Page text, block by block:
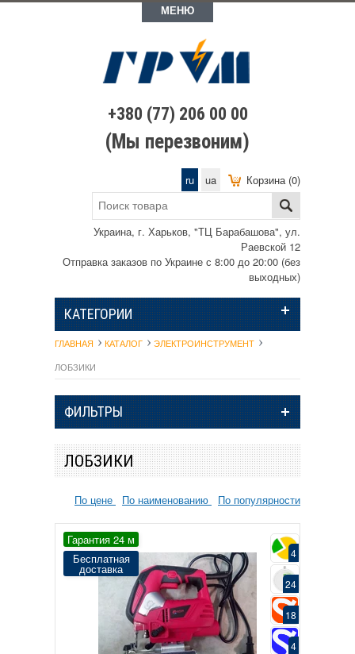
МЕНЮ
+380 (77) 206 00 00
(Мы перезвоним)
Корзина (0)
ru ua
Украина, г. Харьков, "ТЦ Барабашова", ул.
Раевской 12
Отправка заказов по Украине с 8:00 до 20:00 (без
выходных)
КАТЕГОРИИ
ГЛАВНАЯ КАТАЛОГ
ЭЛЕКТРОИНСТРУМЕНТ
ЛОБЗИКИ
ФИЛЬТРЫ
ЛОБЗИКИ
По цене По наименованию По популярности
Гарантия 24 м
Бесплатная
доставка
4
24
18
4